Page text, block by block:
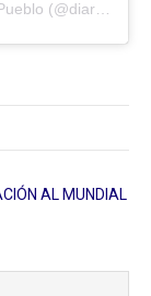
AL MUNDIAL